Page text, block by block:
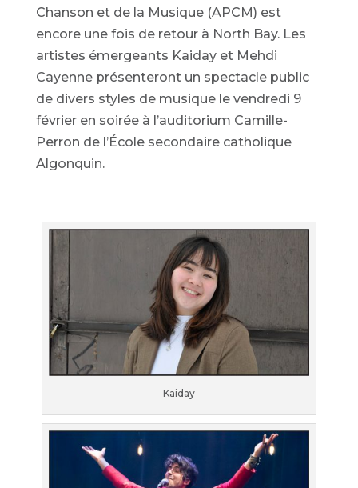
Chanson et de la Musique (APCM) est
encore une fois de retour à North Bay. Les
artistes émergeants Kaiday et Mehdi
Cayenne présenteront un spectacle public
de divers styles de musique le vendredi 9
février en soirée à l’auditorium Camille-
Perron de l’École secondaire catholique
Algonquin.
Kaiday